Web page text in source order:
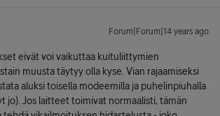
Forum|Forum|14 years ago
eivät voi vaikuttaa kuituliittymien
muusta täytyy olla kyse. Vian rajaamiseksi
aluksi toisella modeemilla ja puhelinpiuhalla
jo). Jos laitteet toimivat normaalisti, tämän